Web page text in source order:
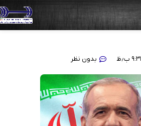
پی قهرمانی تیم ملی وزنه برداری جوانان
۹:۳۱ ب٫ظ بدون نظر